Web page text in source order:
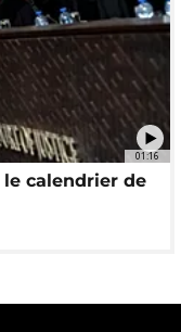
01:16
calendrier de